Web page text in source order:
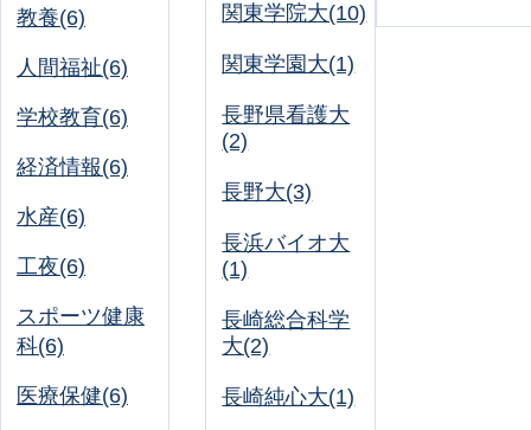
教養(6)
人間福祉(6)
学校教育(6)
経済情報(6)
水産(6)
工夜(6)
スポーツ健康
科(6)
医療保健(6)
関東学院大(10)
関東学園大(1)
長野県看護大
(2)
長野大(3)
長浜バイオ大
(1)
長崎総合科学
大(2)
長崎純心大(1)